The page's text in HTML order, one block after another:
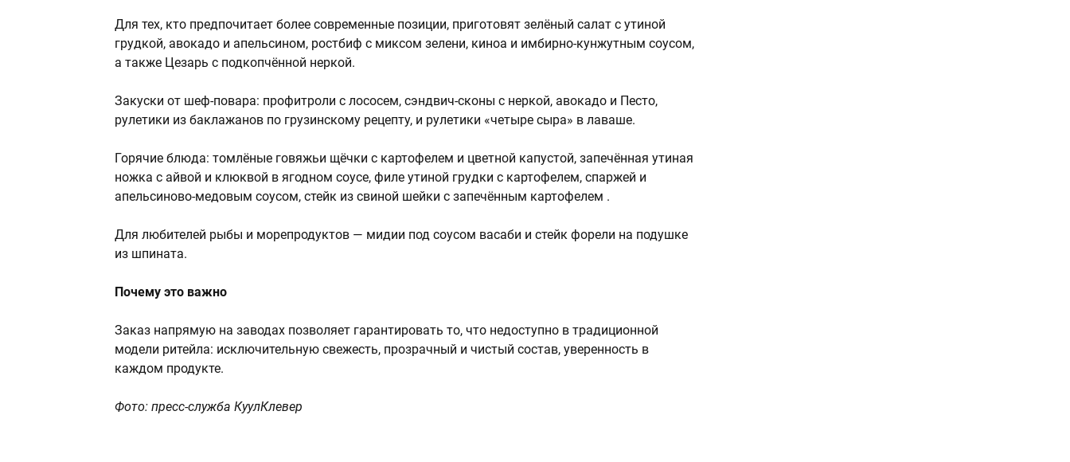
Для тех, кто предпочитает более современные позиции, приготовят зелёный салат с утиной
грудкой, авокадо и апельсином, ростбиф с миксом зелени, киноа и имбирно-кунжутным соусом,
а также Цезарь с подкопчённой неркой.
Закуски от шеф-повара: профитроли с лососем, сэндвич-сконы с неркой, авокадо и Песто,
рулетики из баклажанов по грузинскому рецепту, и рулетики «четыре сыра» в лаваше.
Горячие блюда: томлёные говяжьи щёчки с картофелем и цветной капустой, запечённая утиная
ножка с айвой и клюквой в ягодном соусе, филе утиной грудки с картофелем, спаржей и
апельсиново-медовым соусом, стейк из свиной шейки с запечённым картофелем .
Для любителей рыбы и морепродуктов — мидии под соусом васаби и стейк форели на подушке
из шпината.
Почему это важно
Заказ напрямую на заводах позволяет гарантировать то, что недоступно в традиционной
модели ритейла: исключительную свежесть, прозрачный и чистый состав, уверенность в
каждом продукте.
Фото: пресс-служба КуулКлевер